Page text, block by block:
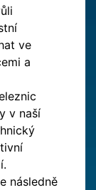
ve
a
v naší
následně